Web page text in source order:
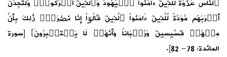
ٱلنَّاسِ عَدَٰوَةً لِّلَّذِينَ ءَامَنُواْ ٱلۡيَهُودَ وَٱلَّذِينَ أَشۡرَكُواْۖ وَلَتَجِدَنَّ
أَقۡرَبَهُم مَّوَدَّةً لِّلَّذِينَ ءَامَنُواْ ٱلَّذِينَ قَالُوٓاْ إِنَّا نَصَٰرَىٰۚ ذَٰلِكَ بِأَنَّ
مِنۡهُمۡ قِسِّيسِينَ وَرُهۡبَاناً وَأَنَّهُمۡ لَا يَسۡتَكۡبِرُونَ﴾ [سورة
المائدة: 78- 82].